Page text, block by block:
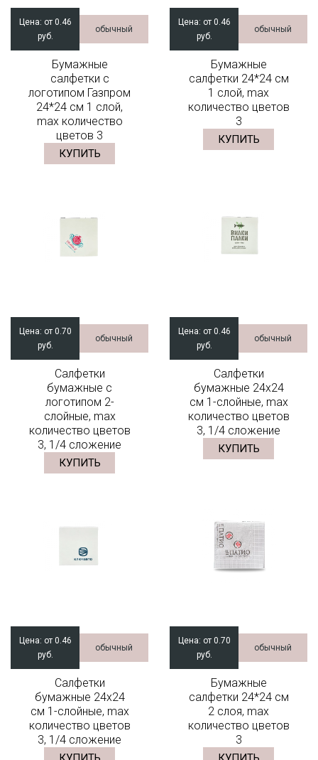
Цена: от 0.46
руб.
обычный
Бумажные
салфетки с
логотипом Газпром
24*24 см 1 слой,
max количество
цветов 3
КУПИТЬ
Цена: от 0.46
руб.
обычный
Бумажные
салфетки 24*24 см
1 слой, max
количество цветов
3
КУПИТЬ
Цена: от 0.70
руб.
обычный
Салфетки
бумажные с
логотипом 2-
слойные, max
количество цветов
3, 1/4 сложение
КУПИТЬ
Цена: от 0.46
руб.
обычный
Салфетки
бумажные 24x24
см 1-слойные, max
количество цветов
3, 1/4 сложение
КУПИТЬ
Цена: от 0.46
руб.
обычный
Салфетки
бумажные 24x24
см 1-слойные, max
количество цветов
3, 1/4 сложение
Цена: от 0.70
руб.
обычный
Бумажные
салфетки 24*24 см
2 слоя, max
количество цветов
3